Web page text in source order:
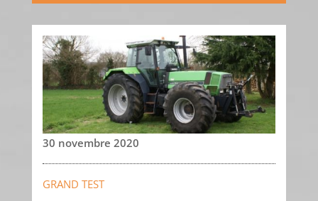
30 novembre 2020
GRAND TEST